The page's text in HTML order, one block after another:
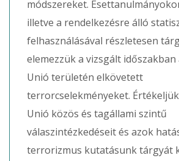
módszereket.
illetve a rendelkezésre álló
felhasználásával részletesen
elemezzük a vizsgált időszakban
Unió területén elkövetett
terrorcselekményeket.
Unió közös és tagállami szintű
válaszintézkedéseit és azok
terrorizmus kutatásunk tárgyát